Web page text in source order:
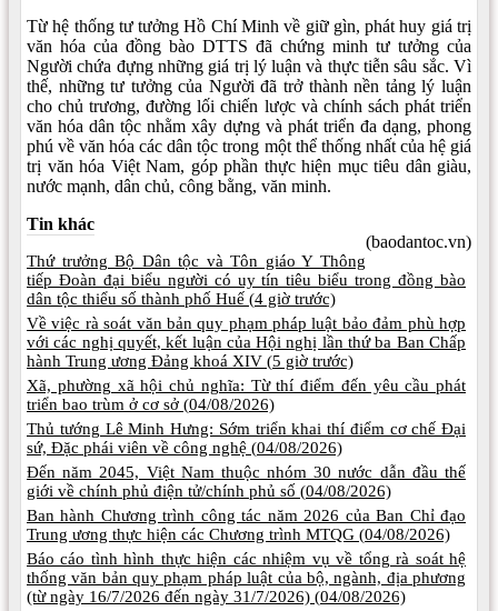
Từ hệ thống tư tưởng Hồ Chí Minh về giữ gìn, phát huy giá trị
văn hóa của đồng bào DTTS đã chứng minh tư tưởng của
Người chứa đựng những giá trị lý luận và thực tiễn sâu sắc. Vì
thế, những tư tưởng của Người đã trở thành nền tảng lý luận
cho chủ trương, đường lối chiến lược và chính sách phát triển
văn hóa dân tộc nhằm xây dựng và phát triển đa dạng, phong
phú về văn hóa các dân tộc trong một thể thống nhất của hệ giá
trị văn hóa Việt Nam, góp phần thực hiện mục tiêu dân giàu,
nước mạnh, dân chủ, công bằng, văn minh.
(baodantoc.vn)
Tin khác
Thứ trưởng Bộ Dân tộc và Tôn giáo Y Thông
tiếp Đoàn đại biểu người có uy tín tiêu biểu trong đồng bào
dân tộc thiểu số thành phố Huế (4 giờ trước)
Về việc rà soát văn bản quy phạm pháp luật bảo đảm phù hợp
với các nghị quyết, kết luận của Hội nghị lần thứ ba Ban Chấp
hành Trung ương Đảng khoá XIV (5 giờ trước)
Xã, phường xã hội chủ nghĩa: Từ thí điểm đến yêu cầu phát
triển bao trùm ở cơ sở (04/08/2026)
Thủ tướng Lê Minh Hưng: Sớm triển khai thí điểm cơ chế Đại
sứ, Đặc phái viên về công nghệ (04/08/2026)
Đến năm 2045, Việt Nam thuộc nhóm 30 nước dẫn đầu thế
giới về chính phủ điện tử/chính phủ số (04/08/2026)
Ban hành Chương trình công tác năm 2026 của Ban Chỉ đạo
Trung ương thực hiện các Chương trình MTQG (04/08/2026)
Báo cáo tình hình thực hiện các nhiệm vụ về tổng rà soát hệ
thống văn bản quy phạm pháp luật của bộ, ngành, địa phương
(từ ngày 16/7/2026 đến ngày 31/7/2026) (04/08/2026)